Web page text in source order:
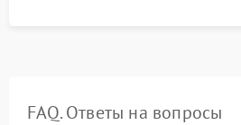
FAQ. Ответы на вопросы